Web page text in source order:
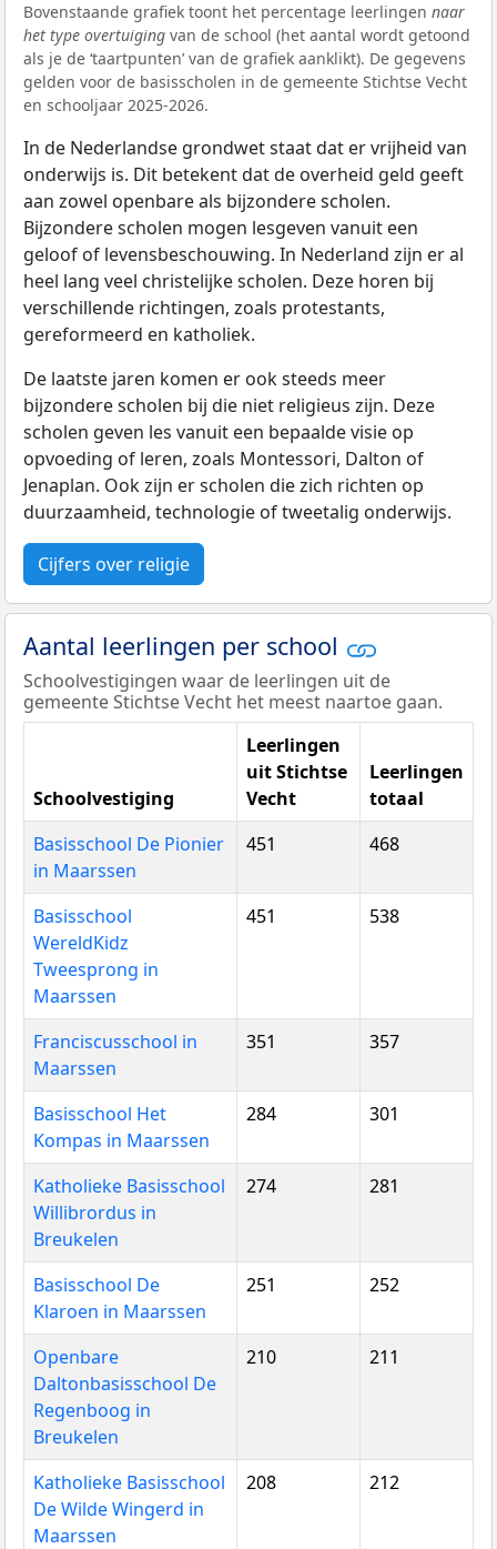
Bovenstaande grafiek toont het percentage leerlingen naar
het type overtuiging van de school (het aantal wordt getoond
als je de ‘taartpunten’ van de grafiek aanklikt). De gegevens
gelden voor de basisscholen in de gemeente Stichtse Vecht
en schooljaar 2025-2026.
In de Nederlandse grondwet staat dat er vrijheid van
onderwijs is. Dit betekent dat de overheid geld geeft
aan zowel openbare als bijzondere scholen.
Bijzondere scholen mogen lesgeven vanuit een
geloof of levensbeschouwing. In Nederland zijn er al
heel lang veel christelijke scholen. Deze horen bij
verschillende richtingen, zoals protestants,
gereformeerd en katholiek.
De laatste jaren komen er ook steeds meer
bijzondere scholen bij die niet religieus zijn. Deze
scholen geven les vanuit een bepaalde visie op
opvoeding of leren, zoals Montessori, Dalton of
Jenaplan. Ook zijn er scholen die zich richten op
duurzaamheid, technologie of tweetalig onderwijs.
Cijfers over religie
Aantal leerlingen per school
Schoolvestigingen waar de leerlingen uit de
gemeente Stichtse Vecht het meest naartoe gaan.
Schoolvestiging
Leerlingen
uit Stichtse
Vecht
Leerlingen
totaal
Basisschool De Pionier
in Maarssen
451 468
Basisschool
WereldKidz
Tweesprong in
Maarssen
451 538
Franciscusschool in
Maarssen
351 357
Basisschool Het
Kompas in Maarssen
284 301
Katholieke Basisschool
Willibrordus in
Breukelen
274 281
Basisschool De
Klaroen in Maarssen
251 252
Openbare
Daltonbasisschool De
Regenboog in
Breukelen
210 211
Katholieke Basisschool
De Wilde Wingerd in
Maarssen
208 212